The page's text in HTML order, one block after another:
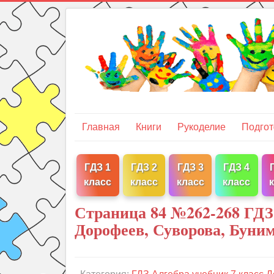
Главная Книги Рукоделие
ГДЗ 1
класс
ГДЗ 2
класс
ГДЗ 3
класс
ГДЗ 4
класс
Страница 84 №262-268
Дорофеев, Суворова,